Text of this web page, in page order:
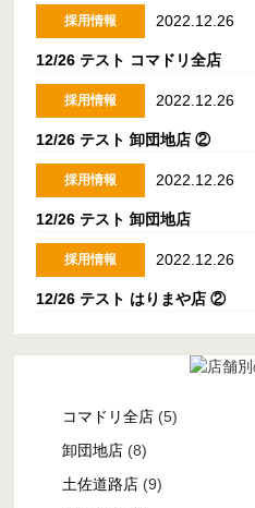
採用情報 2022.12.26
12/26 テスト コマドリ全店
採用情報 2022.12.26
12/26 テスト 卸団地店 ②
採用情報 2022.12.26
12/26 テスト 卸団地店
採用情報 2022.12.26
12/26 テスト はりまや店 ②
コマドリ全店 (5)
卸団地店 (8)
土佐道路店 (9)